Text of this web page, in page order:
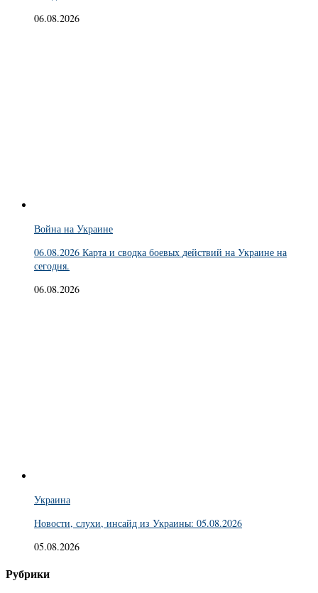
06.08.2026
Война на Украине
06.08.2026 Карта и сводка боевых действий на Украине на
сегодня.
06.08.2026
Украина
Новости, слухи, инсайд из Украины: 05.08.2026
05.08.2026
Рубрики